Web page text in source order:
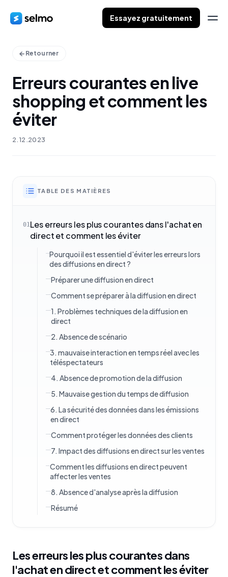
Essayez gratuitement
Retourner
Erreurs courantes en live
shopping et comment les
éviter
2.12.2023
TABLE DES MATIÈRES
01Les erreurs les plus courantes dans l'achat en
direct et comment les éviter
Pourquoi il est essentiel d'éviter les erreurs lors
des diffusions en direct ?
Préparer une diffusion en direct
Comment se préparer à la diffusion en direct
1. Problèmes techniques de la diffusion en
direct
2. Absence de scénario
3. mauvaise interaction en temps réel avec les
téléspectateurs
4. Absence de promotion de la diffusion
5. Mauvaise gestion du temps de diffusion
6. La sécurité des données dans les émissions
en direct
Comment protéger les données des clients
7. Impact des diffusions en direct sur les ventes
Comment les diffusions en direct peuvent
affecter les ventes
8. Absence d'analyse après la diffusion
Résumé
Les erreurs les plus courantes dans
l'achat en direct et comment les éviter